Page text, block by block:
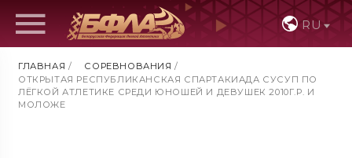
RU
ГЛАВНАЯ / СОРЕВНОВАНИЯ /
ОТКРЫТАЯ РЕСПУБЛИКАНСКАЯ СПАРТАКИАДА СУСУП ПО
ЛЁГКОЙ АТЛЕТИКЕ СРЕДИ ЮНОШЕЙ И ДЕВУШЕК 2010Г.Р. И
МОЛОЖЕ